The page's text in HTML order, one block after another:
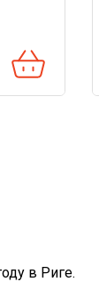
в Риге.